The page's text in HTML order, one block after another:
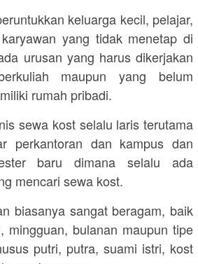
keluarga kecil, pelajar,
yang tidak menetap di
urusan yang harus dikerjakan
maupun yang belum
rumah pribadi.
sewa kost selalu laris terutama
perkantoran dan kampus dan
baru dimana selalu ada
mencari sewa kost.
biasanya sangat beragam, baik
mingguan, bulanan maupun tipe
putri, putra, suami istri, kost